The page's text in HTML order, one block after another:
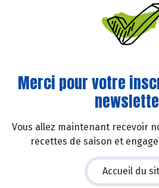
Merci pour votre
Vous allez maintenant recevoir
recettes de saison et
Accueil du